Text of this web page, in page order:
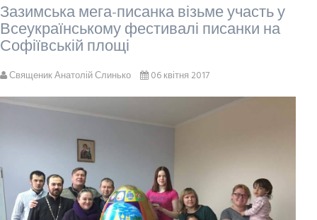
Зазимська мега-писанка візьме участь у
Всеукраїнському фестивалі писанки на
Софіївській площі
Священик Анатолій Слинько 06 квітня 2017